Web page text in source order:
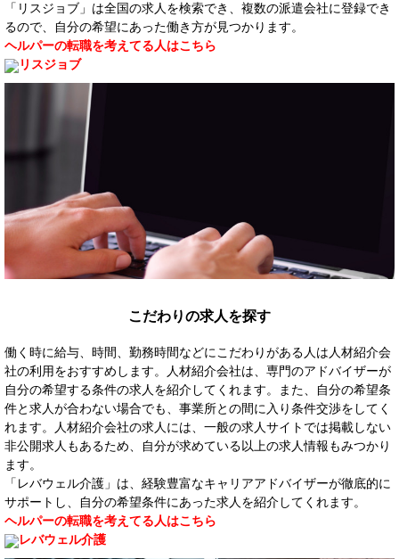
「リスジョブ」は全国の求人を検索でき、複数の派遣会社に登録でき
るので、自分の希望にあった働き方が見つかります。
ヘルパーの転職を考えてる人はこちら
こだわりの求人を探す
働く時に給与、時間、勤務時間などにこだわりがある人は人材紹介会
社の利用をおすすめします。人材紹介会社は、専門のアドバイザーが
自分の希望する条件の求人を紹介してくれます。また、自分の希望条
件と求人が合わない場合でも、事業所との間に入り条件交渉をしてく
れます。人材紹介会社の求人には、一般の求人サイトでは掲載しない
非公開求人もあるため、自分が求めている以上の求人情報もみつかり
ます。
「レバウェル介護」は、経験豊富なキャリアアドバイザーが徹底的に
サポートし、自分の希望条件にあった求人を紹介してくれます。
ヘルパーの転職を考えてる人はこちら